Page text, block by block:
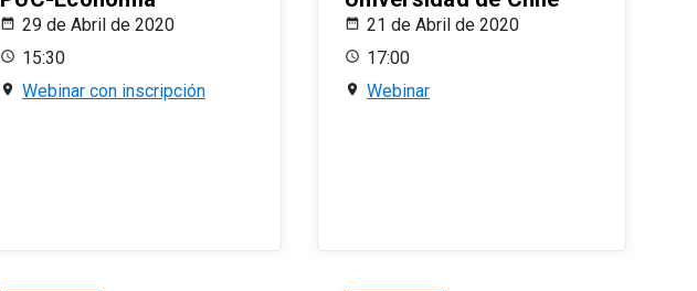
29 de Abril de 2020
15:30
Webinar con inscripción
21 de Abril de 2020
17:00
Webinar